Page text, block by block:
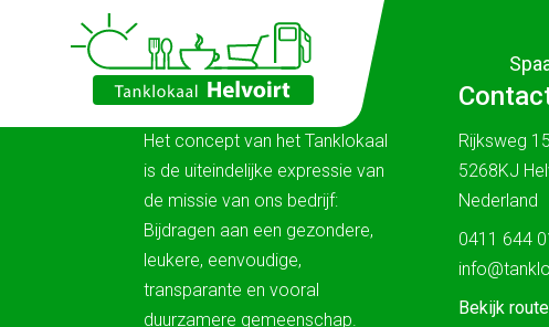
Ons verhaal
Het concept van het Tanklokaal
is de uiteindelijke expressie van
de missie van ons bedrijf:
Bijdragen aan een gezondere,
leukere, eenvoudige,
transparante en vooral
duurzamere gemeenschap.
Rijksweg 15
5268KJ
Nederland
0411 644
Bekijk route